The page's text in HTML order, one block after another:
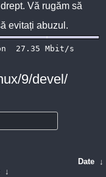
Vă rugăm să
evitați abuzul.
9/devel/
↓
Date ↓